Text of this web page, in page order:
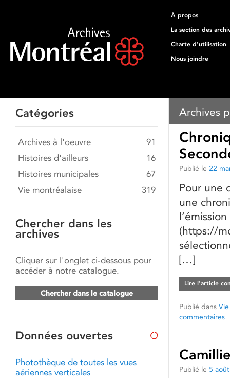
À propos
La section des
Charte d'utilisation
Nous joindre
Archives
Publié le 22
Pour une
une
(https://
[…]
Lire l’article
Publié dans
commentaires
Publié le 5
Catégories
Archives à l'oeuvre
91
Histoires d'ailleurs
16
Histoires municipales
67
Vie montréalaise
319
Chercher dans les
archives
Cliquer sur l'onglet ci-dessous pour
accéder à notre catalogue.
Chercher dans le catalogue
Données ouvertes
Photothèque de toutes les vues
aériennes verticales